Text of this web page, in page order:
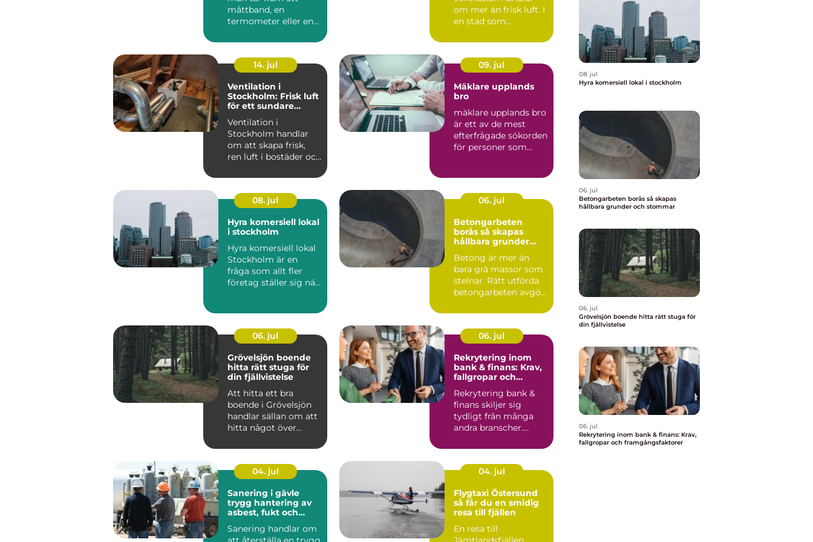
måttband, en
termometer eller en
värde....
om mer än frisk luft. I
en stad som
hus, kalla...
14. jul
Ventilation i
Stockholm: Frisk luft
för ett sundare
Ventilation i
Stockholm handlar
om att skapa frisk,
ren luft i bostäder och
moder...
09. jul
Mäklare upplands
bro
mäklare upplands bro
är ett av de mest
efterfrågade sökorden
för personer som
08. jul
Hyra komersiell lokal
i stockholm
Hyra komersiell lokal
Stockholm är en
fråga som allt fler
företag ställer sig när
06. jul
Betongarbeten
borås så skapas
hållbara grunder
Betong är mer än
bara grå massor som
stelnar. Rätt utförda
betongarbeten avgör
06. jul
Grövelsjön boende
hitta rätt stuga för
din fjällvistelse
Att hitta ett bra
boende i Grövelsjön
handlar sällan om att
hitta något över
at...
06. jul
Rekrytering inom
bank & finans: Krav,
fallgropar och
Rekrytering bank &
finans skiljer sig
tydligt från många
andra branscher.
04. jul
Sanering i gävle
trygg hantering av
asbest, fukt och
Sanering handlar om
04. jul
Flygtaxi Östersund
så får du en smidig
resa till fjällen
En resa till
08. jul
Hyra komersiell lokal i stockholm
06. jul
Betongarbeten borås så skapas
hållbara grunder och stommar
06. jul
Grövelsjön boende hitta rätt stuga för
din fjällvistelse
06. jul
Rekrytering inom bank & finans: Krav,
fallgropar och framgångsfaktorer